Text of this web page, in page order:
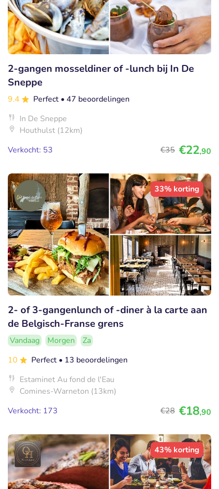
2-gangen mosseldiner of -lunch bij In De
Sneppe
9.4 Perfect • 47 beoordelingen
In De Sneppe
Houthulst (12km)
Verkocht: 53
€35 €22,90
33% korting
2- of 3-gangenlunch of -diner à la carte aan
de Belgisch-Franse grens
Vandaag Morgen
Za
10
Perfect • 13 beoordelingen
Estaminet Au fond de l'Eau
Comines-Warneton (13km)
Verkocht: 173
€28 €18,90
43% korting